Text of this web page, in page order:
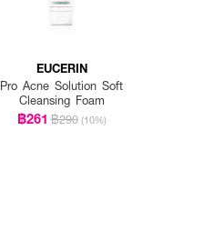
EUCERIN
Pro Acne Solution Soft
Cleansing Foam
฿261 ฿290 (10%)